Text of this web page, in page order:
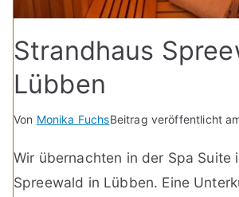
Strandhaus
Lübben
Von Monika FuchsBeitrag veröffentlicht
Wir übernachten in der Spa Suite
Spreewald in Lübben. Eine